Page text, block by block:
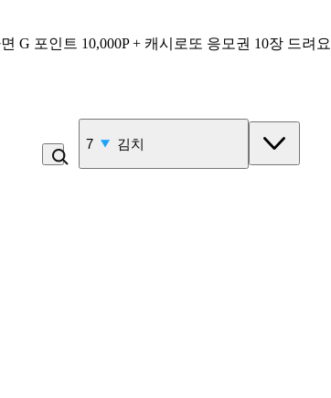
G 포인트 10,000P + 캐시로또 응모권 10장 드려요
8 복숭아